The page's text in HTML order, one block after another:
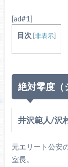
[ad#1]
目次 [非表示]
絶対零度（
井沢範人/沢
元エリート公安
室長。